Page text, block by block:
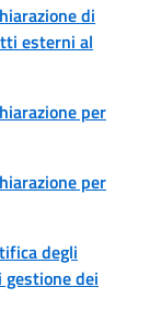
di
esterni al
per
per
degli
dei